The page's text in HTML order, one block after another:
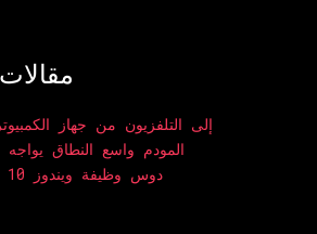
كيفية تحويل Kodi إلى التلفزيون من جهاز الكمبيوتر
المودم واسع النطاق
غير صالح Ms دوس وظيفة ويندوز 10 فيكس